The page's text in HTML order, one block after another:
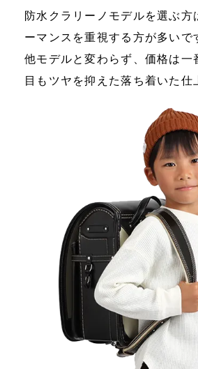
防水クラリーノモデルを選ぶ方
ーマンスを重視する方が多いで
他モデルと変わらず、価格は一
目もツヤを抑えた落ち着いた仕